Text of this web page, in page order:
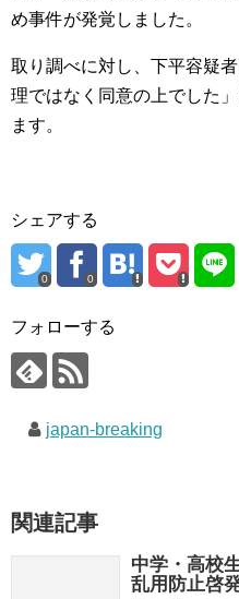
め事件が発覚しました。
取り調べに対し、下平容疑
理ではなく同意の上でした
ます。
シェアする
0 0
フォローする
japan-breaking
関連記事
中学・高校
乱用防止啓